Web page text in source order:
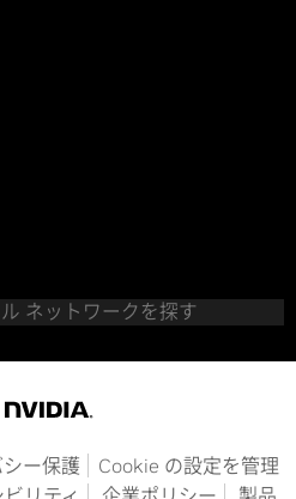
ネットワークを探す
ー保護
Cookie の設定を管理